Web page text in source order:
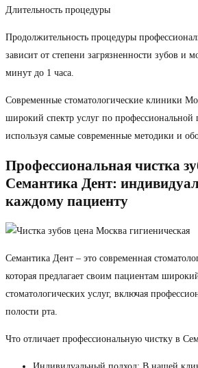
Длительность процедуры
Продолжительность процедуры
зависит от степени загрязненности зубов и
минут до 1 часа.
Современные стоматологические клиники
широкий спектр услуг по профессиональной
используя самые современные методики и
Профессиональная чистка
Семантика Дент:
каждому пациенту
Семантика Дент – это современная
которая предлагает своим пациентам
стоматологических услуг, включая
полости рта.
Что отличает профессиональную чистку в